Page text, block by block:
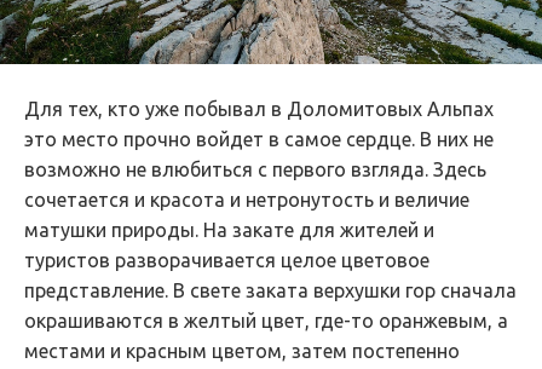
Для тех, кто уже побывал в Доломитовых Альпах
это место прочно войдет в самое сердце. В них не
возможно не влюбиться с первого взгляда. Здесь
сочетается и красота и нетронутость и величие
матушки природы. На закате для жителей и
туристов разворачивается целое цветовое
представление. В свете заката верхушки гор сначала
окрашиваются в желтый цвет, где-то оранжевым, а
местами и красным цветом, затем постепенно